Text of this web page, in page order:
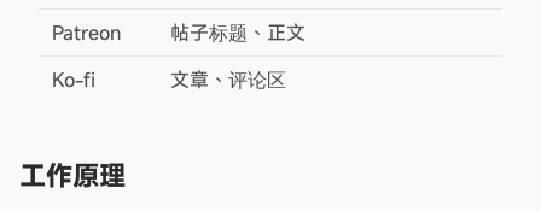
Patreon
帖子标题、正文
Ko-fi
文章、评论区
工作原理